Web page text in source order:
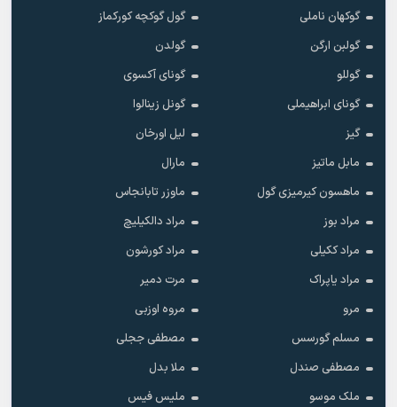
گوکهان ناملی
گول گوکچه کورکماز
گولبن ارگن
گولدن
گوللو
گونای آکسوی
گونای ابراهیملی
گونل زینالوا
گیز
لیل اورخان
مابل ماتیز
مارال
ماهسون کیرمیزی گول
ماوزر تابانجاس
مراد بوز
مراد دالکیلیچ
مراد ککیلی
مراد کورشون
مراد یاپراک
مرت دمیر
مرو
مروه اوزبی
مسلم گورسس
مصطفی ججلی
مصطفی صندل
ملا بدل
ملک موسو
ملیس فیس